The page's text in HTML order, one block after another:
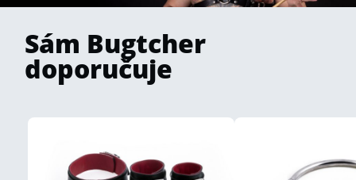
Sám Bugtcher
doporučuje